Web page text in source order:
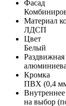
Фасад
Материал
ЛДСП
Цвет
Белый
Раздвижная
Кромка
ПВХ (0,4
на выбор